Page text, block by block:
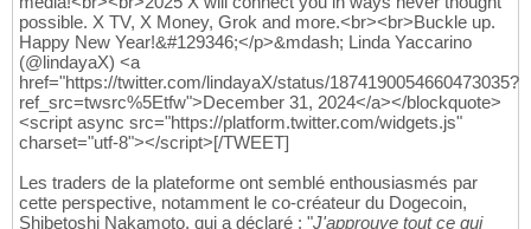
possible. X TV, X Money, Grok and more.<br><br>Buckle up.
Happy New Year!&#129346;</p>&mdash; Linda Yaccarino
(@lindayaX) <a
href="https://twitter.com/lindayaX/status/1874190054660473035?
ref_src=twsrc%5Etfw">December 31, 2024</a></blockquote>
<script async src="https://platform.twitter.com/widgets.js"
charset="utf-8"></script>[/TWEET]
Les traders de la plateforme ont semblé enthousiasmés par
cette perspective, notamment le co-créateur du Dogecoin,
Shibetoshi Nakamoto, qui a déclaré : "J'approuve tout ce qui